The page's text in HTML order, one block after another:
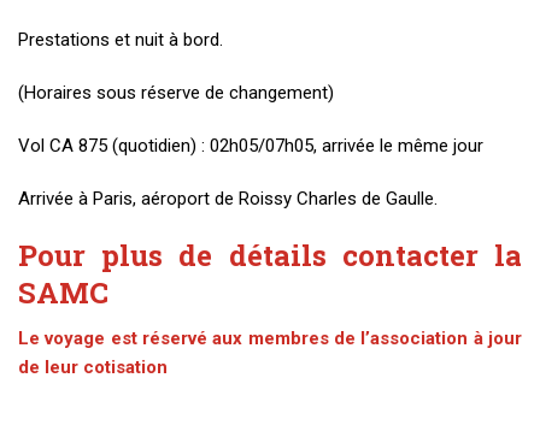
Prestations et nuit à bord.
(Horaires sous réserve de changement)
Vol CA 875 (quotidien) : 02h05/07h05, arrivée le même jour
Arrivée à Paris, aéroport de Roissy Charles de Gaulle.
Pour plus de détails contacter la
SAMC
Le voyage est réservé aux membres de l’association à jour
de leur cotisation